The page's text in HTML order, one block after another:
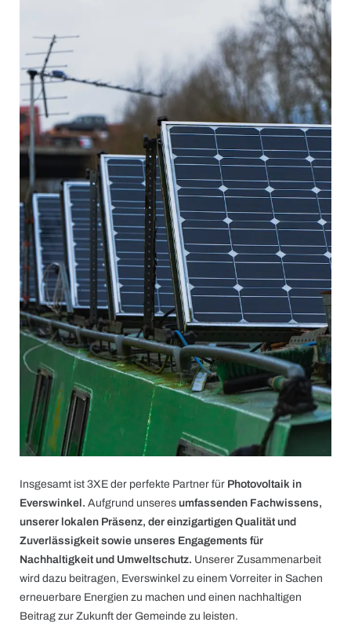
Insgesamt ist 3XE der perfekte Partner für Photovoltaik in
Everswinkel. Aufgrund unseres umfassenden Fachwissens,
unserer lokalen Präsenz, der einzigartigen Qualität und
Zuverlässigkeit sowie unseres Engagements für
Nachhaltigkeit und Umweltschutz. Unserer Zusammenarbeit
wird dazu beitragen, Everswinkel zu einem Vorreiter in Sachen
erneuerbare Energien zu machen und einen nachhaltigen
Beitrag zur Zukunft der Gemeinde zu leisten.